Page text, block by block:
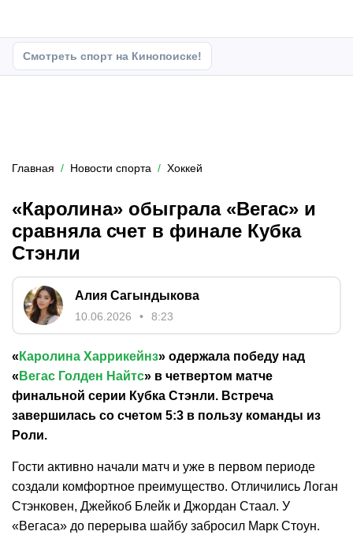
Смотреть спорт на Кинопоиске!
Главная Новости спорта Хоккей
«Каролина» обыграла «Вегас» и
сравняла счет в финале Кубка
Стэнли
Алия Сагындыкова
10.06.2026 8:23
« Каролина Харрикейнз» одержала победу над
« Вегас Голден Найтс» в четвертом матче
финальной серии Кубка Стэнли. Встреча
завершилась со счетом 5:3 в пользу команды из
Роли.
Гости активно начали матч и уже в первом периоде
создали комфортное преимущество. Отличились Логан
Стэнковен, Джейкоб Блейк и Джордан Стаал. У
«Вегаса» до перерыва шайбу забросил Марк Стоун.